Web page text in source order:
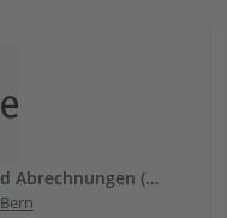
Sachbearbeiter:in Leistungen und Abrechnungen (80-100%)